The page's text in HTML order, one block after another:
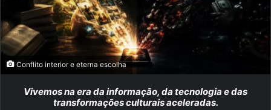
Conflito interior e eterna escolha
Vivemos na era da informação, da tecnologia e das
transformações culturais aceleradas.